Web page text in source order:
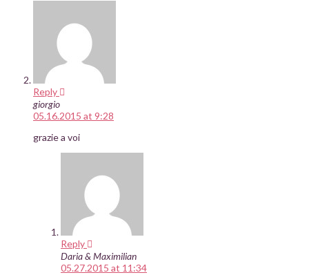
Reply
giorgio
05.16.2015 at 9:28
grazie a voi
Reply
Daria & Maximilian
05.27.2015 at 11:34